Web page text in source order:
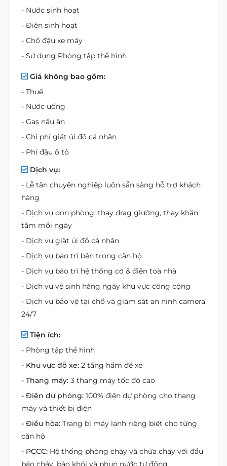
- Nước sinh hoạt
- Điện sinh hoạt
- Chổ đậu xe máy
- Sử dụng Phòng tập thể hình
Giá không bao gồm:
- Thuế
- Nước uống
- Gas nấu ăn
- Chi phí giặt ủi đồ cá nhân
- Phí đậu ô tô
Dịch vụ:
- Lễ tân chuyên nghiệp luôn sẵn sàng hỗ trợ khách
hàng
- Dịch vụ dọn phòng, thay drag giường, thay khăn
tắm mỗi ngày
- Dịch vụ giặt ủi đồ cá nhân
- Dịch vụ bảo trì bên trong căn hộ
- Dịch vụ bảo trì hệ thống cơ & điện toà nhà
- Dịch vụ vệ sinh hằng ngày khu vực công cộng
- Dịch vụ bảo vệ tại chổ và giám sát an ninh camera
24/7
Tiện ích:
- Phòng tập thể hình
- Khu vực đỗ xe: 2 tầng hầm để xe
- Thang máy: 3 thang máy tốc độ cao
- Điện dự phòng: 100% điện dự phòng cho thang
máy và thiết bị điện
- Điều hòa: Trang bị máy lạnh riêng biệt cho từng
căn hộ
- PCCC: Hệ thống phòng cháy và chữa cháy với đầu
báo cháy, báo khói và phun nước tự động